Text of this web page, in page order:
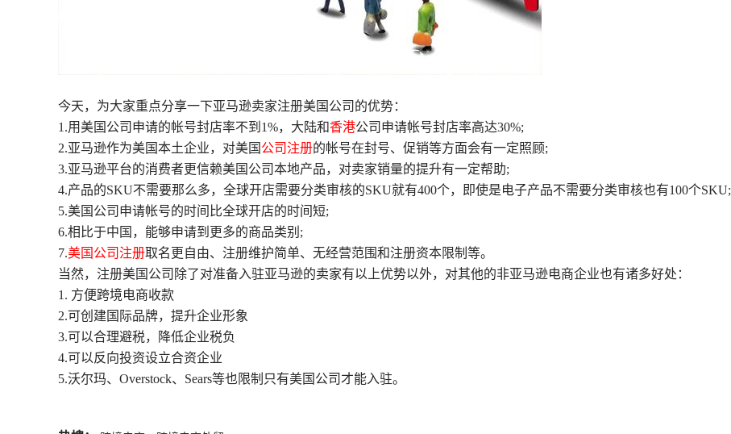
今天，为大家重点分享一下亚马逊卖家注册美国公司的优势：
1.用美国公司申请的帐号封店率不到1%，大陆和香港公司申请帐号封店率高达30%;
2.亚马逊作为美国本土企业，对美国 公司注册的帐号在封号、促销等方面会有一定照顾;
3.亚马逊平台的消费者更信赖美国公司本地产品，对卖家销量的提升有一定帮助;
4.产品的SKU不需要那么多，全球开店需要分类审核的SKU就有400个，即使是电子产品不需要分类审核也有100个SKU;
5.美国公司申请帐号的时间比全球开店的时间短;
6.相比于中国，能够申请到更多的商品类别;
7.美国公司注册取名更自由、注册维护简单、无经营范围和注册资本限制等。
当然，注册美国公司除了对准备入驻亚马逊的卖家有以上优势以外，对其他的非亚马逊电商企业也有诸多好处：
1. 方便跨境电商收款
2.可创建国际品牌，提升企业形象
3.可以合理避税，降低企业税负
4.可以反向投资设立合资企业
5.沃尔玛、Overstock、Sears等也限制只有美国公司才能入驻。